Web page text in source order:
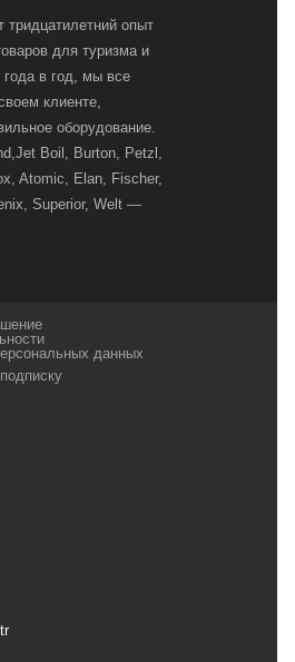
опыт
для туризма и
года в год, мы все
клиенте,
оборудование.
Boil, Burton, Petzl,
Atomic, Elan, Fischer,
Superior, Welt —
304590319000121
Басег.
данных